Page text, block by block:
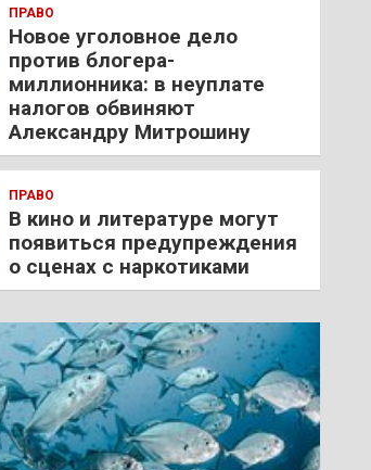
ПРАВО
Новое уголовное дело
против блогера-
миллионника: в неуплате
налогов обвиняют
Александру Митрошину
ПРАВО
В кино и литературе могут
появиться предупреждения
о сценах с наркотиками